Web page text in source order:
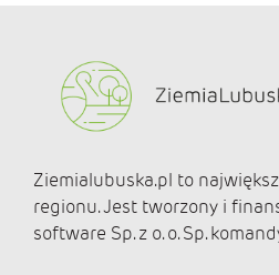
Ziemialubuska.pl to
regionu. Jest tworzony i
software Sp. z o. o. Sp.